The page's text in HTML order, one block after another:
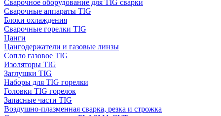
Сварочное оборудование для TIG сварки
Сварочные аппараты TIG
Блоки охлаждения
Сварочные горелки TIG
Цанги
Цангодержатели и газовые линзы
Сопло газовое TIG
Изоляторы TIG
Заглушки TIG
Наборы для TIG горелки
Головки TIG горелок
Запасные части TIG
Воздушно-плазменная сварка, резка и строжка